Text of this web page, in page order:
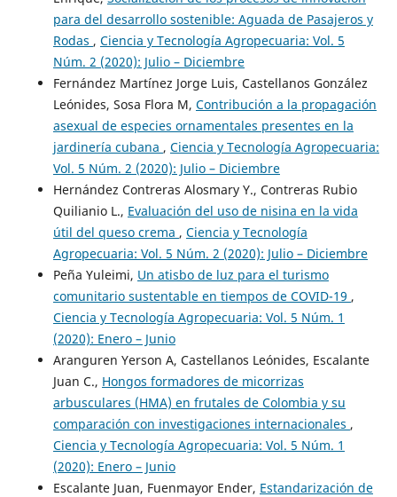
para del desarrollo sostenible: Aguada de Pasajeros y
Rodas , Ciencia y Tecnología Agropecuaria: Vol. 5
Núm. 2 (2020): Julio – Diciembre
Fernández Martínez Jorge Luis, Castellanos González
Leónides, Sosa Flora M, Contribución a la propagación
asexual de especies ornamentales presentes en la
jardinería cubana , Ciencia y Tecnología Agropecuaria:
Vol. 5 Núm. 2 (2020): Julio – Diciembre
Hernández Contreras Alosmary Y., Contreras Rubio
Quilianio L., Evaluación del uso de nisina en la vida
útil del queso crema , Ciencia y Tecnología
Agropecuaria: Vol. 5 Núm. 2 (2020): Julio – Diciembre
Peña Yuleimi, Un atisbo de luz para el turismo
comunitario sustentable en tiempos de COVID-19 ,
Ciencia y Tecnología Agropecuaria: Vol. 5 Núm. 1
(2020): Enero – Junio
Aranguren Yerson A, Castellanos Leónides, Escalante
Juan C., Hongos formadores de micorrizas
arbusculares (HMA) en frutales de Colombia y su
comparación con investigaciones internacionales ,
Ciencia y Tecnología Agropecuaria: Vol. 5 Núm. 1
(2020): Enero – Junio
Escalante Juan, Fuenmayor Ender, Estandarización de